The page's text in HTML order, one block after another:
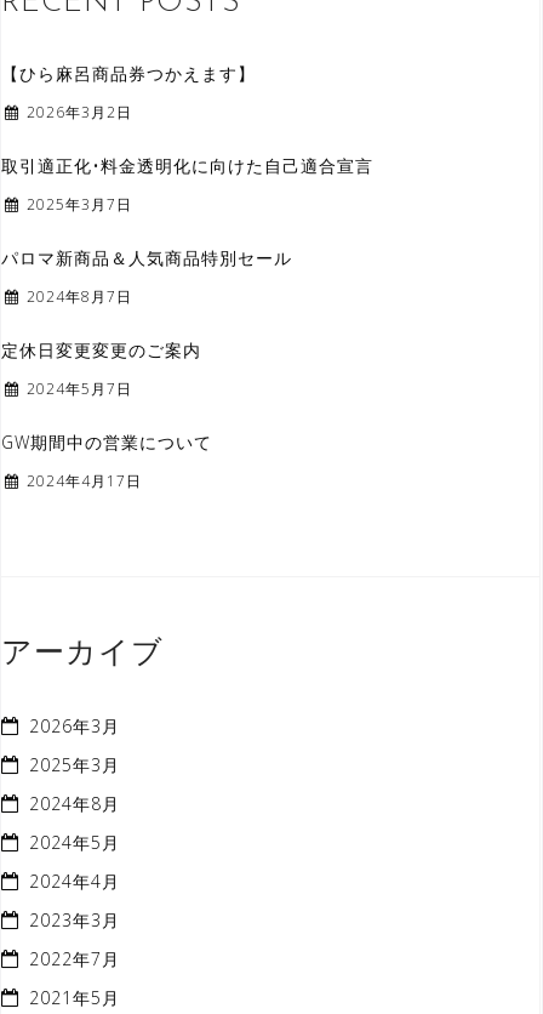
【ひら麻呂商品券つかえます】
2026年3月2日
取引適正化•料金透明化に向けた自己適合宣言
2025年3月7日
パロマ新商品＆人気商品特別セール
2024年8月7日
定休日変更変更のご案内
2024年5月7日
GW期間中の営業について
2024年4月17日
アーカイブ
2026年3月
2025年3月
2024年8月
2024年5月
2024年4月
2023年3月
2022年7月
2021年5月